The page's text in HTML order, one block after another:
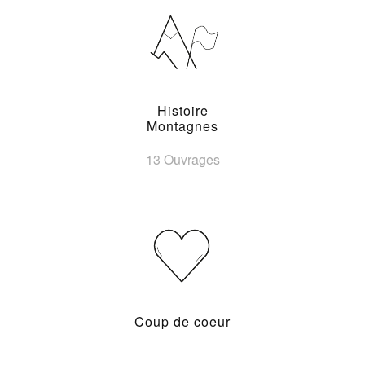
Histoire
Montagnes
13 Ouvrages
Coup de coeur